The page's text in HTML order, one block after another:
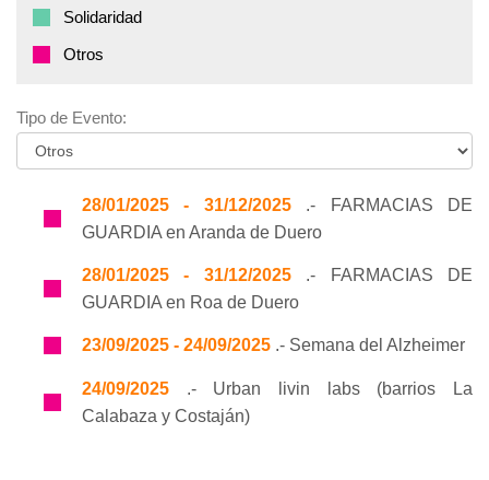
Solidaridad
Otros
Tipo de Evento:
28/01/2025 - 31/12/2025.- FARMACIAS DE
GUARDIA en Aranda de Duero
28/01/2025 - 31/12/2025.- FARMACIAS DE
GUARDIA en Roa de Duero
23/09/2025 - 24/09/2025 .- Semana del Alzheimer
24/09/2025 .- Urban livin labs (barrios La
Calabaza y Costaján)